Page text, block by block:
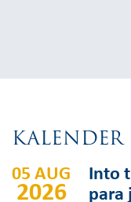
KALENDER
05 AUG
2026
Into
para